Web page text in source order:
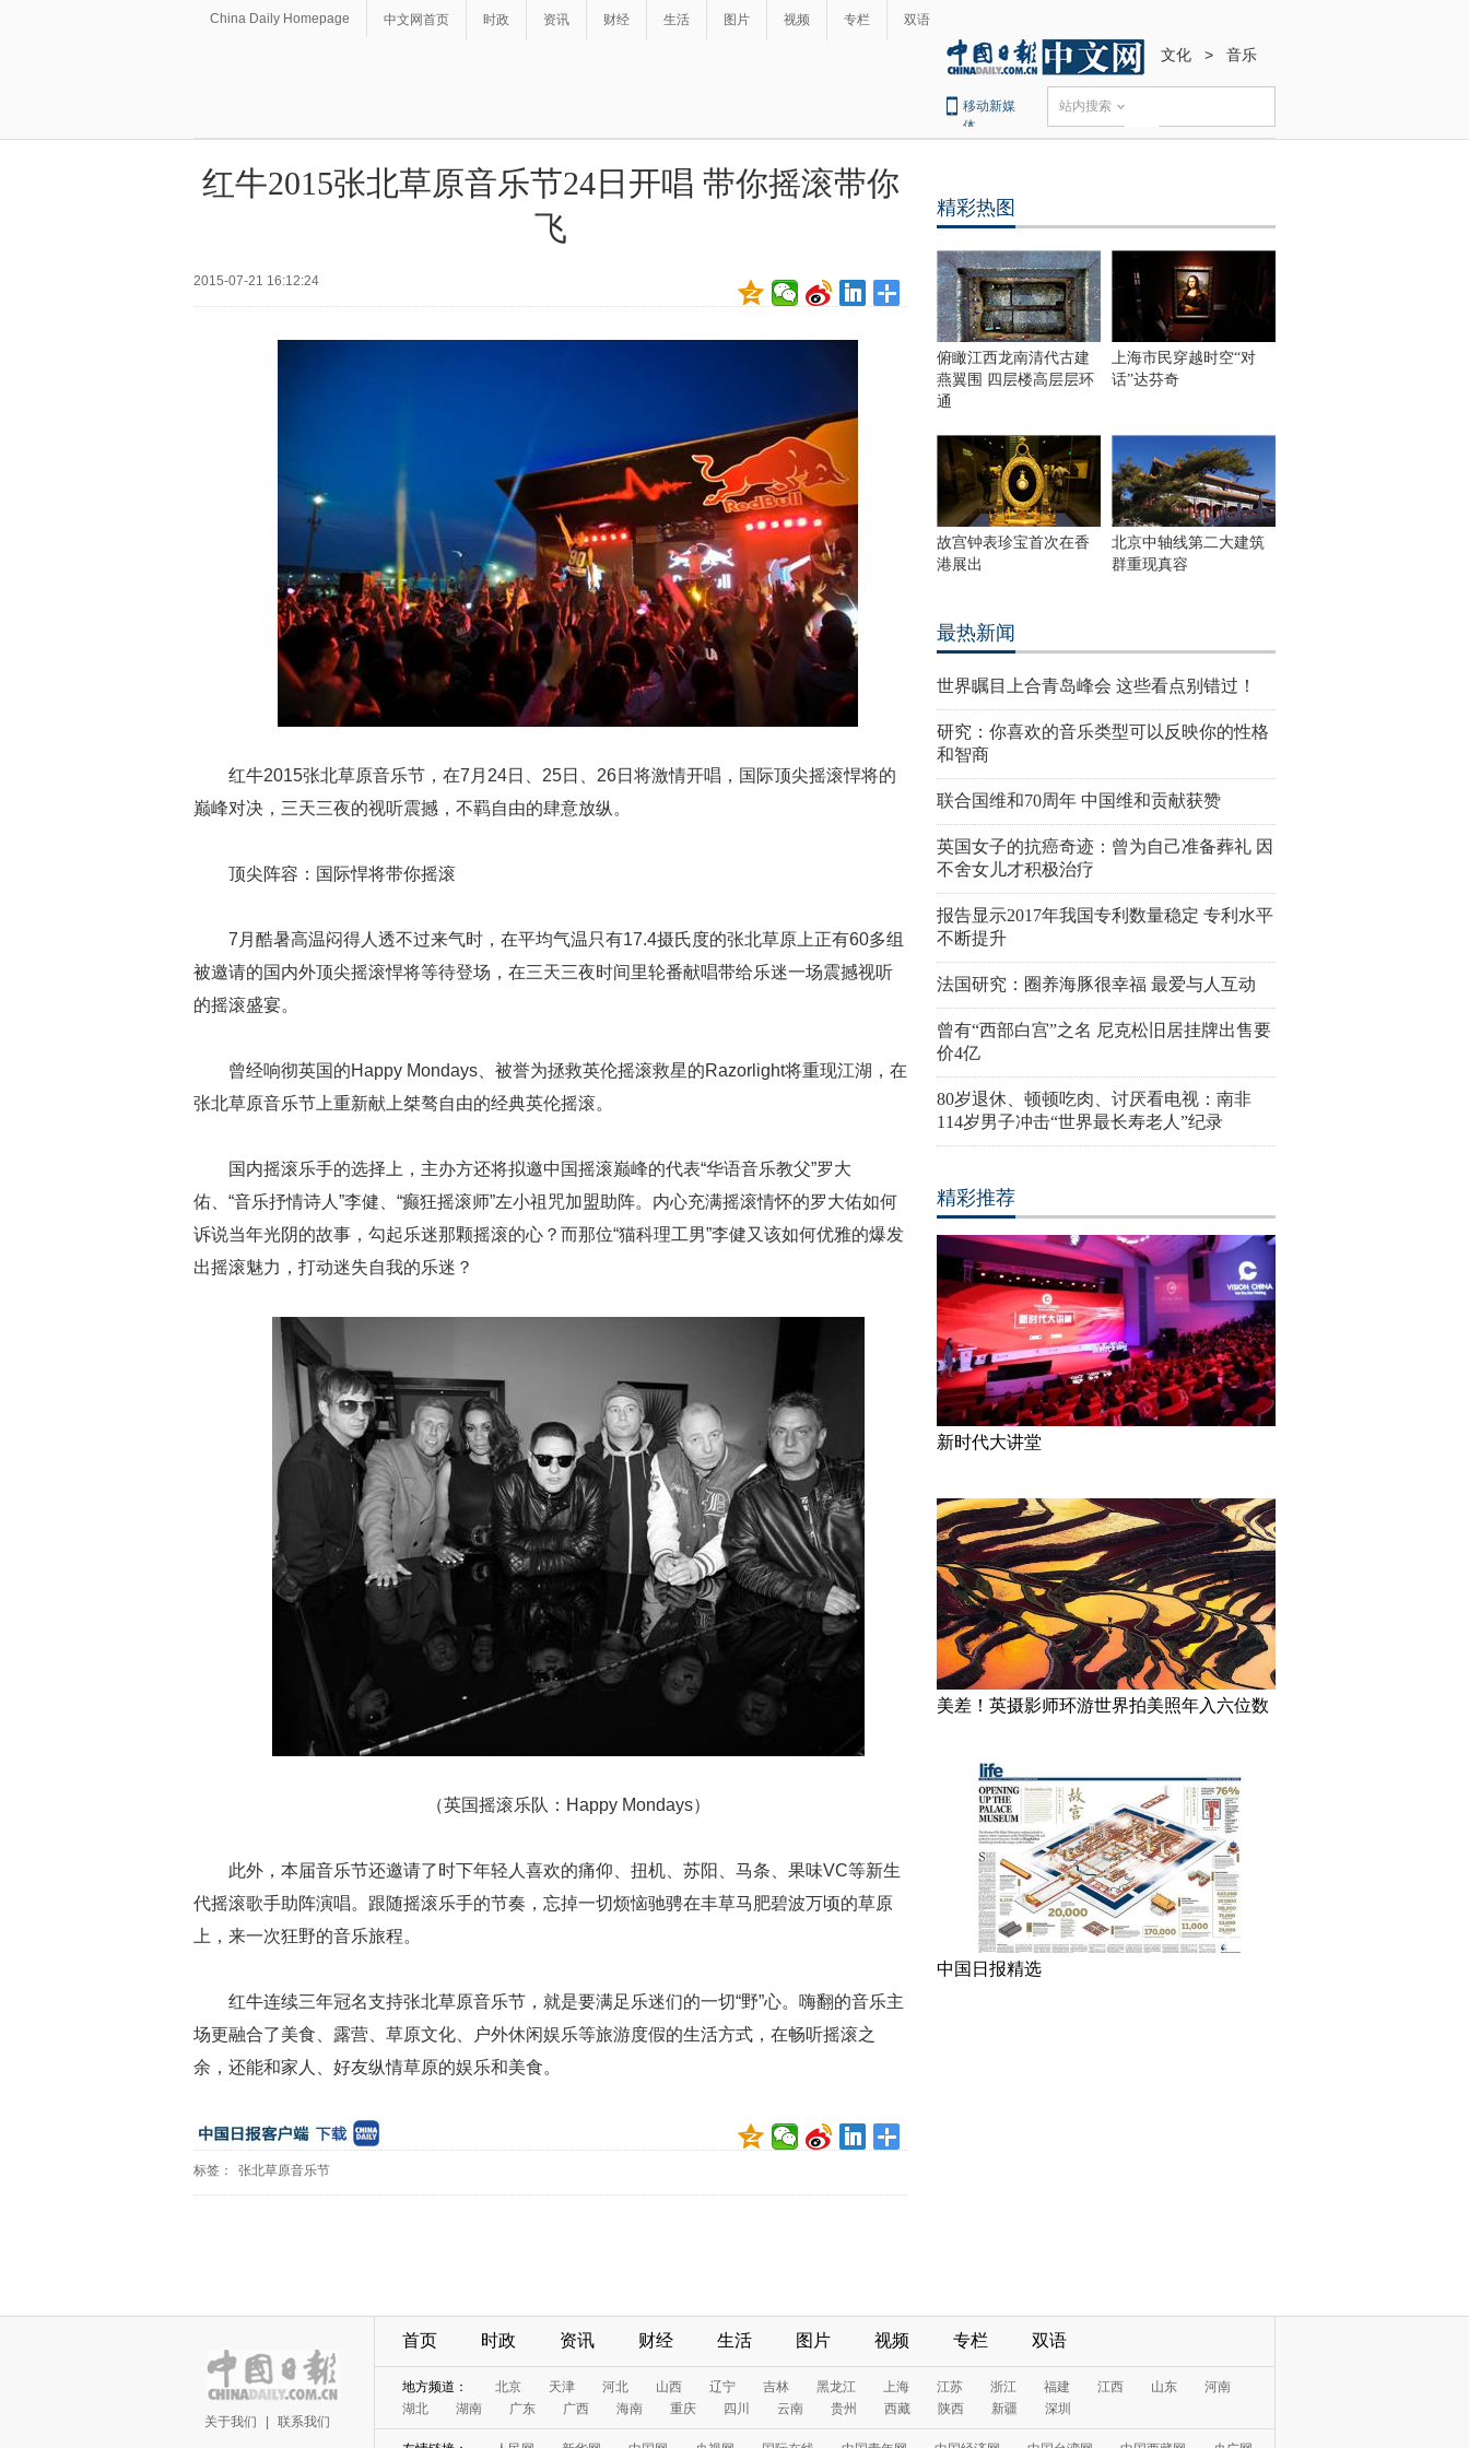
China Daily Homepage 中文网首页 时政 资讯 财经 生活 图片 视频 专栏 双语
文化 > 音乐
移动新媒
体
站内搜索
红牛2015张北草原音乐节24日开唱 带你摇滚带你
飞
2015-07-21 16:12:24
红牛2015张北草原音乐节，在7月24日、25日、26日将激情开唱，国际顶尖摇滚悍将的
巅峰对决，三天三夜的视听震撼，不羁自由的肆意放纵。
顶尖阵容：国际悍将带你摇滚
7月酷暑高温闷得人透不过来气时，在平均气温只有17.4摄氏度的张北草原上正有60多组
被邀请的国内外顶尖摇滚悍将等待登场，在三天三夜时间里轮番献唱带给乐迷一场震撼视听
的摇滚盛宴。
曾经响彻英国的Happy Mondays、被誉为拯救英伦摇滚救星的Razorlight将重现江湖，在
张北草原音乐节上重新献上桀骜自由的经典英伦摇滚。
国内摇滚乐手的选择上，主办方还将拟邀中国摇滚巅峰的代表“华语音乐教父”罗大
佑、“音乐抒情诗人”李健、“癫狂摇滚师”左小祖咒加盟助阵。内心充满摇滚情怀的罗大佑如何
诉说当年光阴的故事，勾起乐迷那颗摇滚的心？而那位“猫科理工男”李健又该如何优雅的爆发
出摇滚魅力，打动迷失自我的乐迷？
（英国摇滚乐队：Happy Mondays）
此外，本届音乐节还邀请了时下年轻人喜欢的痛仰、扭机、苏阳、马条、果味VC等新生
代摇滚歌手助阵演唱。跟随摇滚乐手的节奏，忘掉一切烦恼驰骋在丰草马肥碧波万顷的草原
上，来一次狂野的音乐旅程。
红牛连续三年冠名支持张北草原音乐节，就是要满足乐迷们的一切“野”心。嗨翻的音乐主
场更融合了美食、露营、草原文化、户外休闲娱乐等旅游度假的生活方式，在畅听摇滚之
余，还能和家人、好友纵情草原的娱乐和美食。
标签： 张北草原音乐节
精彩热图
俯瞰江西龙南清代古建
燕翼围 四层楼高层层环
通
上海市民穿越时空“对
话”达芬奇
故宫钟表珍宝首次在香
港展出
北京中轴线第二大建筑
群重现真容
最热新闻
世界瞩目上合青岛峰会 这些看点别错过！
研究：你喜欢的音乐类型可以反映你的性格
和智商
联合国维和70周年 中国维和贡献获赞
英国女子的抗癌奇迹：曾为自己准备葬礼 因
不舍女儿才积极治疗
报告显示2017年我国专利数量稳定 专利水平
不断提升
法国研究：圈养海豚很幸福 最爱与人互动
曾有“西部白宫”之名 尼克松旧居挂牌出售要
价4亿
80岁退休、顿顿吃肉、讨厌看电视：南非
114岁男子冲击“世界最长寿老人”纪录
精彩推荐
新时代大讲堂
美差！英摄影师环游世界拍美照年入六位数
中国日报精选
关于我们 联系我们
首页 时政 资讯 财经 生活 图片 视频 专栏 双语
地方频道： 北京 天津 河北 山西 辽宁 吉林 黑龙江 上海 江苏 浙江 福建 江西 山东
河南
湖北
湖南 广东 广西 海南 重庆 四川 云南 贵州 西藏 陕西 新疆 深圳